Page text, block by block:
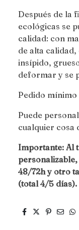
Después de la
ecológicas se
calidad: con
de alta
insípido,
deformar y se
Pedido mínimo
Puede
cualquier cosa
Importante: Al
48/72h y otro
(total 4/5 días).